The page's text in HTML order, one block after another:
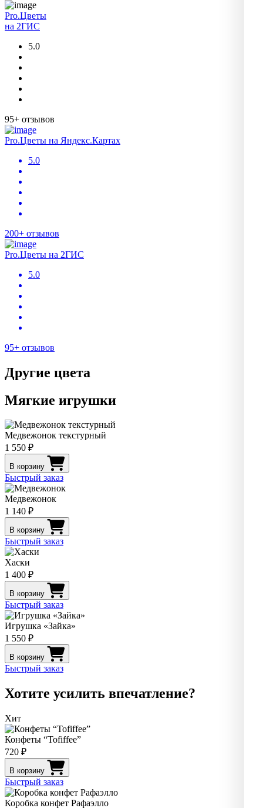
Pro.Цветы
на 2ГИС
5.0
95+ отзывов
Pro.Цветы на Яндекс.Картах
5.0
200+ отзывов
Pro.Цветы на 2ГИС
5.0
95+ отзывов
Другие цвета
Мягкие игрушки
Медвежонок текстурный
1 550 ₽
В корзину
Быстрый заказ
Медвежонок
1 140 ₽
В корзину
Быстрый заказ
Хаски
1 400 ₽
В корзину
Быстрый заказ
Игрушка «Зайка»
1 550 ₽
В корзину
Быстрый заказ
Хотите усилить впечатление?
Хит
Конфеты “Tofiffee”
720 ₽
В корзину
Быстрый заказ
Коробка конфет Рафаэлло